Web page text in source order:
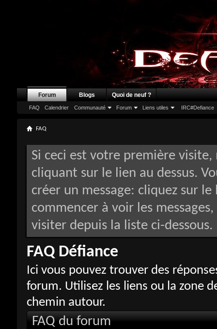
Forum
FAQ Calendrier Communauté Forum Liens utiles IRC#Defiance
Blogs Quoi de neuf ?
FAQ
Si ceci est votre première
cliquant sur le lien au dessus.
créer un message: cliquez sur
commencer à voir les
visiter depuis la liste ci-dessous.
FAQ Défiance
Ici vous pouvez trouver des
forum. Utilisez les liens ou la zone
chemin autour.
FAQ du forum